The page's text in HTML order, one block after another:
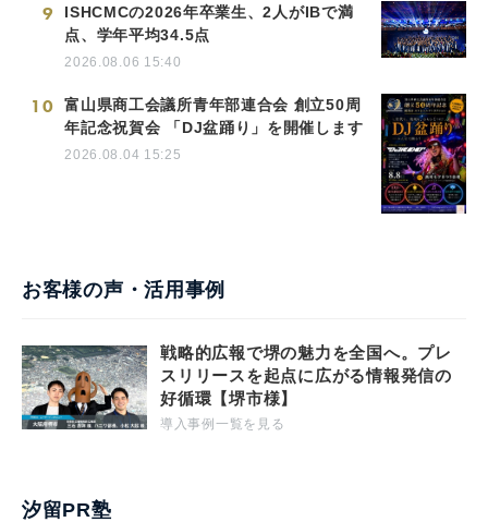
9
ISHCMCの2026年卒業生、2人がIBで満
点、学年平均34.5点
2026.08.06 15:40
10
富山県商工会議所青年部連合会 創立50周
年記念祝賀会 「DJ盆踊り」を開催します
2026.08.04 15:25
お客様の声・活用事例
戦略的広報で堺の魅力を全国へ。プレ
スリリースを起点に広がる情報発信の
好循環【堺市様】
導入事例一覧を見る
汐留PR塾